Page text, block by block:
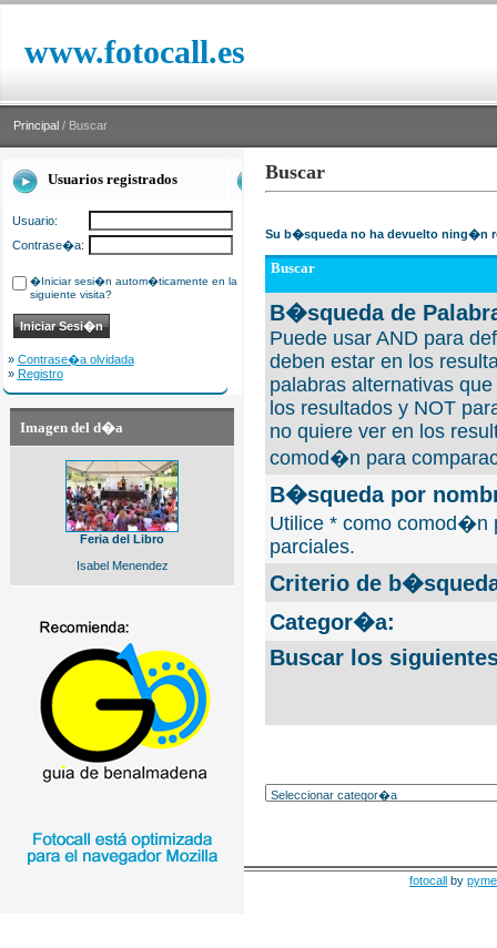
www.fotocall.es
Principal / Buscar
Usuarios registrados
Usuario:
Contrase�a:
�Iniciar sesi�n autom�ticamente en la
siguiente visita?
» Contrase�a olvidada
» Registro
Imagen del d�a
Feria del Libro
Isabel Menendez
Buscar
Su b�squeda no ha devuelto ning�n
Buscar
B�squeda de
Puede usar AND para
deben estar en los
palabras alternativas
los resultados y NOT
no quiere ver en los
comod�n para
B�squeda por
Utilice * como comod�n
parciales.
Criterio de
Categor�a:
Buscar los
fotocall by